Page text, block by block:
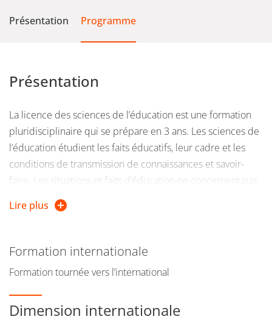
Présentation Programme
Présentation
La licence des sciences de l’éducation est une formation
pluridisciplinaire qui se prépare en 3 ans. Les sciences de
l’éducation étudient les faits éducatifs, leur cadre et les
conditions de transmission de connaissances et savoir-
faire. Les situations et faits d’éducation ne concernent pas
seulement des relations maîtres-élèves dans un cadre
scolaire. La formation professionnelle et technique, la
tout au long de la vie (valeurs morales, normes, etc.)... sont
d’éducation, la licence propose :
Lire plus
Formation internationale
Formation tournée vers l’international
Dimension internationale